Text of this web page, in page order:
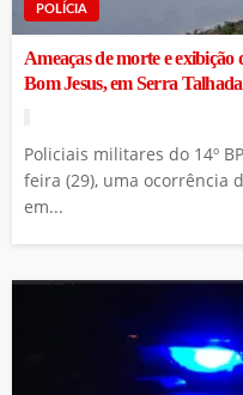
POLÍCIA
Ameaças de morte e
Bom Jesus, em Serra Talhada
Policiais militares do 14º
feira (29), uma ocorrência
em...